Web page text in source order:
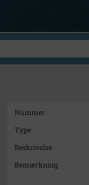
Nummer
Type
Beskrivelse
Bemærkning